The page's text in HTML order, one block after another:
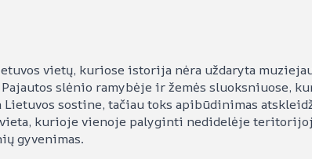
vietų, kuriose istorija nėra uždaryta
slėnio ramybėje ir žemės sluoksniuose,
Lietuvos sostine, tačiau toks apibūdinimas
kurioje vienoje palyginti nedidelėje
gyvenimas.